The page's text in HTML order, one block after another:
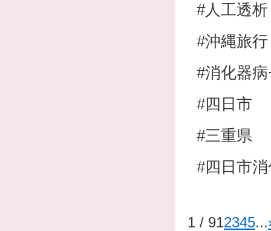
#人工透析
#沖縄旅行
#消化器
#四日市
#三重県
#四日市
1 / 912345...